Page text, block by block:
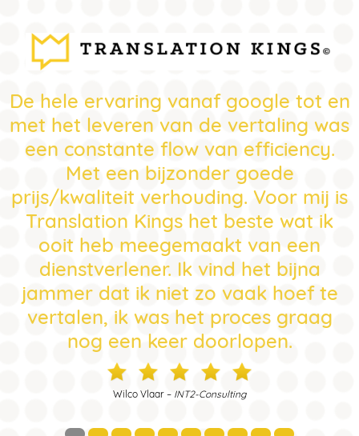
De hele ervaring vanaf google tot en
met het leveren van de vertaling was
een constante flow van efficiency.
Met een bijzonder goede
prijs/kwaliteit verhouding. Voor mij is
Translation Kings het beste wat ik
ooit heb meegemaakt van een
dienstverlener. Ik vind het bijna
jammer dat ik niet zo vaak hoef te
vertalen, ik was het proces graag
nog een keer doorlopen.
Wilco Vlaar – INT2-Consulting